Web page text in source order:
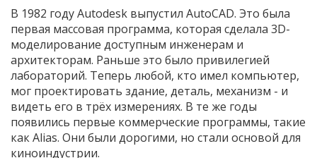
В 1982 году Autodesk выпустил AutoCAD. Это была
первая массовая программа, которая сделала 3D-
моделирование доступным инженерам и
архитекторам. Раньше это было привилегией
лабораторий. Теперь любой, кто имел компьютер,
мог проектировать здание, деталь, механизм - и
видеть его в трёх измерениях. В те же годы
появились первые коммерческие программы, такие
как Alias. Они были дорогими, но стали основой для
киноиндустрии.